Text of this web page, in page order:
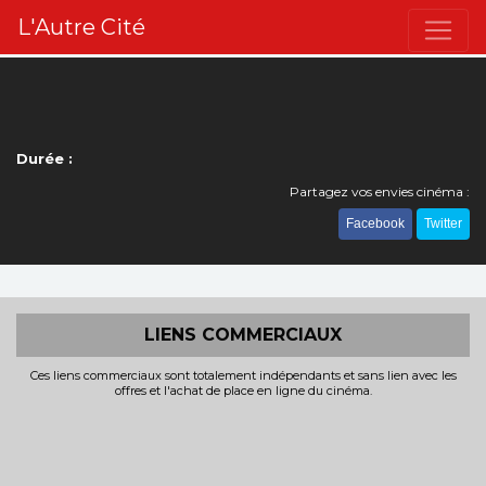
L'Autre Cité
Durée :
Partagez vos envies cinéma :
Facebook Twitter
LIENS COMMERCIAUX
Ces liens commerciaux sont totalement indépendants et sans lien avec les
offres et l'achat de place en ligne du cinéma.